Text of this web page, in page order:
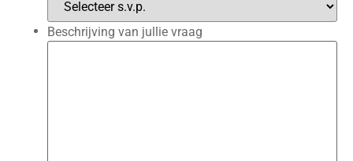
Beschrijving van jullie vraag